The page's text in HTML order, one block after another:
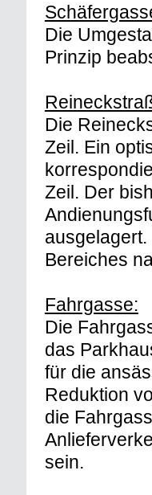
Die
Prinzip
Die
Zeil. Ein
Zeil. Der
Bereiches
Fahrgasse:
Die
das
für die
Reduktion
die
sein.